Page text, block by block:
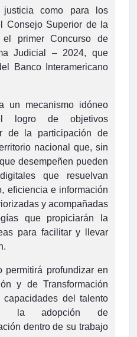
justicia como para los
Consejo Superior de la
primer Concurso de
Judicial – 2024, que
Banco Interamericano
un mecanismo idóneo
logro de objetivos
de la participación de
nacional que, sin
desempeñen pueden
que resuelvan
eficiencia e información
y acompañadas
que propiciarán la
para facilitar y llevar
permitirá profundizar en
y de Transformación
del talento
la adopción de
dentro de su trabajo